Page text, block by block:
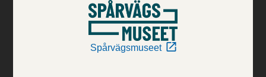
Spårvägsmuseet